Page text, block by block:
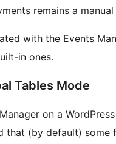
remains a
with the Events
in ones.
Tables Mode
on a
that (by default) some